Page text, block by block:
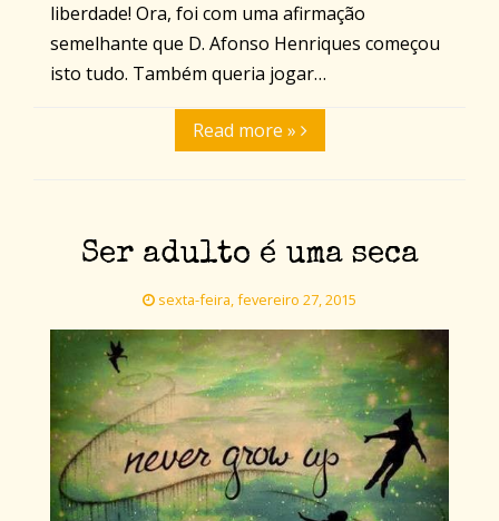
liberdade! Ora, foi com uma afirmação
semelhante que D. Afonso Henriques começou
isto tudo. Também queria jogar…
Read more »
Ser adulto é uma seca
sexta-feira, fevereiro 27, 2015